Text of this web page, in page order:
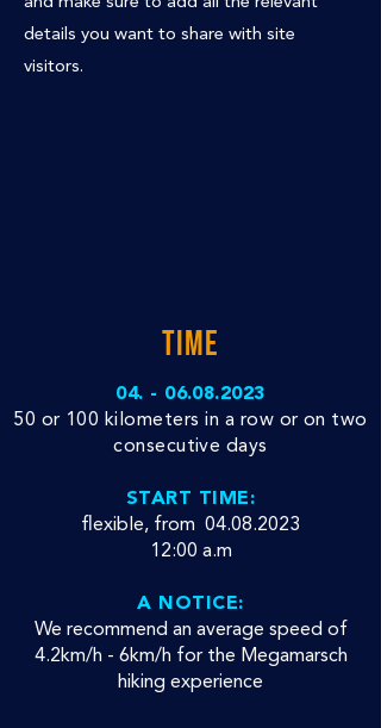
details you want to share with site
visitors.
TIME
04. - 06.08.2023
50 or 100 kilometers in a row or on two
consecutive days
START TIME:
flexible, from 04.08.2023
12:00 a.m
A NOTICE:
We recommend an average speed of
4.2km/h - 6km/h for the Megamarsch
hiking experience